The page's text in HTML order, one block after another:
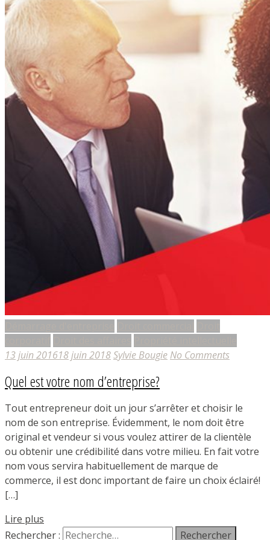
13 juin 201618 juin 2018Sylvie Bougie No Comments
Quel est votre nom d’entreprise?
Tout entrepreneur doit un jour s’arrêter et choisir le
nom de son entreprise. Évidemment, le nom doit être
original et vendeur si vous voulez attirer de la clientèle
ou obtenir une crédibilité dans votre milieu. En fait votre
nom vous servira habituellement de marque de
commerce, il est donc important de faire un choix éclairé!
[…]
Lire plus
Rechercher :